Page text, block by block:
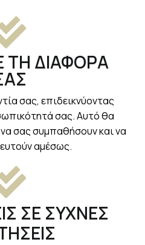
ΤΗ ΔΙΑΦΟΡΑ
σας, επιδεικνύοντας
σας. Αυτό θα
σας συμπαθήσουν και να
αμέσως.
ΣΕ ΣΥΧΝΕΣ